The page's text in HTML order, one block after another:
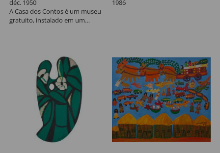
déc. 1950
A Casa dos Contos é um museu
gratuito, instalado em um
para ser residência de João
Rodrigues Macedo, o então
administrador de impostos da
Capitania de Minas Gerais.
1986